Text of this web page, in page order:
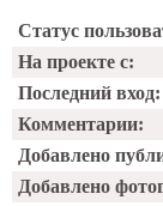
Статус
На проекте с:
Последний вход:
Комментарии:
Добавлено
Добавлено